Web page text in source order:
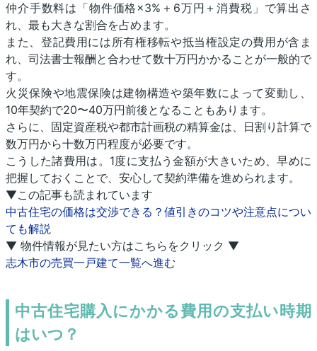
仲介手数料は「物件価格×3%＋6万円＋消費税」で算出さ
れ、最も大きな割合を占めます。
また、登記費用には所有権移転や抵当権設定の費用が含ま
れ、司法書士報酬と合わせて数十万円かかることが一般的で
す。
火災保険や地震保険は建物構造や築年数によって変動し、
10年契約で20〜40万円前後となることもあります。
さらに、固定資産税や都市計画税の精算金は、日割り計算で
数万円から十数万円程度が必要です。
こうした諸費用は。1度に支払う金額が大きいため、早めに
把握しておくことで、安心して契約準備を進められます。
▼この記事も読まれています
中古住宅の価格は交渉できる？値引きのコツや注意点につい
ても解説
▼ 物件情報が見たい方はこちらをクリック ▼
志木市の売買一戸建て一覧へ進む
中古住宅購入にかかる費用の支払い時期
はいつ？